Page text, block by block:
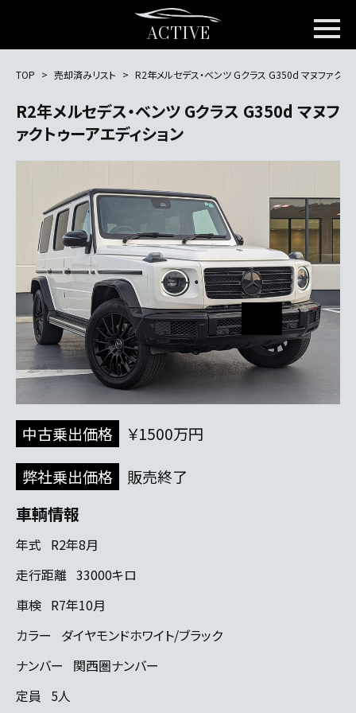
ACTIVE
TOP 売却済みリスト R2年メルセデス・ベンツ Gクラス G350d マヌファクト
R2年メルセデス・ベンツ Gクラス G350d マヌフ
ァクトゥーアエディション
中古乗出価格
￥1500万円
弊社乗出価格
販売終了
車輌情報
年式 R2年8月
走行距離 33000キロ
車検 R7年10月
カラー
ダイヤモンドホワイト/ブラック
ナンバー
関西圏ナンバー
定員
5人